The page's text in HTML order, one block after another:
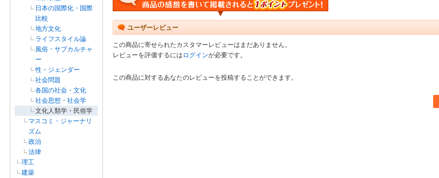
日本の国際化・国際
比較
地方文化
ライフスタイル論
風俗・サブカルチャ
ー
性・ジェンダー
社会問題
各国の社会・文化
社会思想・社会学
文化人類学・民俗学
マスコミ・ジャーナリ
ズム
政治
法律
理工
建築
ユーザーレビュー
この商品に寄せられたカスタマーレビューはまだありません。
レビューを評価するには ログインが必要です。
この商品に対するあなたのレビューを投稿することができます。